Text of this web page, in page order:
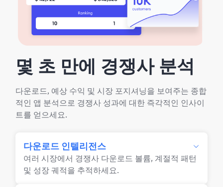
몇 초 만에 경쟁사 분석
다운로드, 예상 수익 및 시장 포지셔닝을 보여주는 종합
적인 앱 분석으로 경쟁사 성과에 대한 즉각적인 인사이
트를 얻으세요.
다운로드 인텔리전스
여러 시장에서 경쟁사 다운로드 볼륨, 계절적 패턴
및 성장 궤적을 추적하세요.